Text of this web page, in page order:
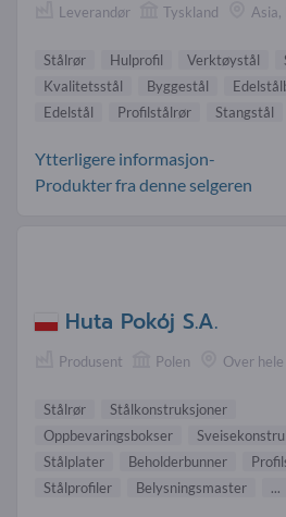
Leverandør Tyskland Asia,
Stålrør Hulprofil Verktøystål
Kvalitetsstål
Byggestål
Edelstål
Profilstålrør Stangstål
Ytterligere informasjon-
Produkter fra denne selgeren
Huta Pokój S.A.
Produsent Polen Over
Stålrør
Stålkonstruksjoner
Oppbevaringsbokser
Stålplater
Beholderbunner
Stålprofiler
Belysningsmaster ...